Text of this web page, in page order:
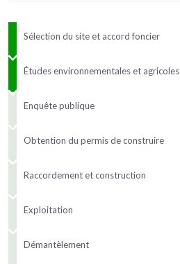
Sélection du site et accord foncier
Études environnementales et agricoles
Enquête publique
Obtention du permis de construire
Raccordement et construction
Exploitation
Démantèlement